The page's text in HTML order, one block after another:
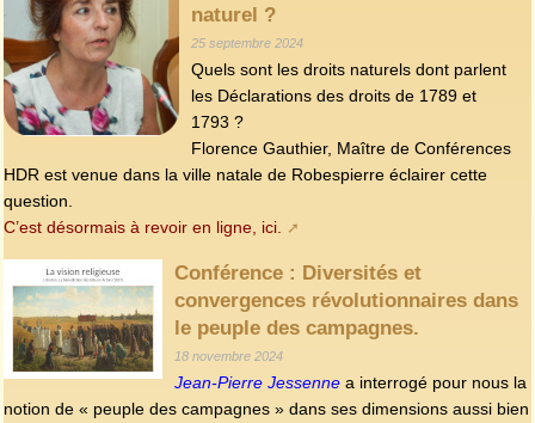
naturel ?
25 septembre 2024
Quels sont les droits naturels dont parlent
les Déclarations des droits de 1789 et
1793 ?
Florence Gauthier, Maître de Conférences
HDR est venue dans la ville natale de Robespierre éclairer cette
question.
C’est désormais à revoir en ligne, ici.
Conférence : Diversités et
convergences révolutionnaires dans
le peuple des campagnes.
18 novembre 2024
Jean-Pierre Jessenne a interrogé pour nous la
notion de « peuple des campagnes » dans ses dimensions aussi bien